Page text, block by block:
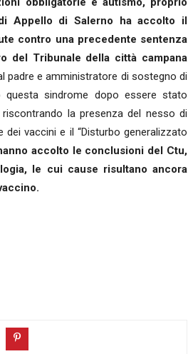
Appello di Salerno ha accolto il
contro una precedente sentenza
del Tribunale della città campana
padre e amministratore di sostegno di
questa sindrome dopo essere stato
la presenza del nesso di
vaccini e il “Disturbo generalizzato
accolto le conclusioni del Ctu,
le cui cause risultano ancora